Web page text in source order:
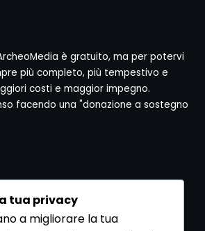
è gratuito, ma per potervi
più completo, più tempestivo e
costi e maggior impegno.
facendo una "donazione a sostegno
tua privacy
a migliorare la tua